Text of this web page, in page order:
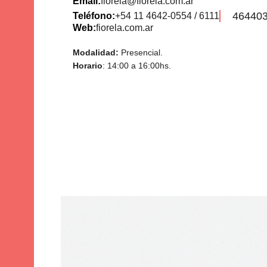
Teléfono:+54 11 4642-0554 / 6111
Web:fiorela.com.ar
Modalidad: Presencial.
Horario: 14:00 a 16:00hs.